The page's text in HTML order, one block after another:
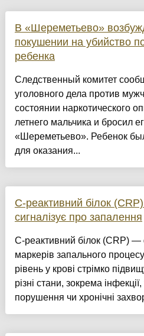
В «Шереметьево»
покушении на убийство
ребенка
Следственный комитет
уголовного дела против
состоянии наркотического
летнего мальчика и бросил
«Шереметьево». Ребенок
для оказания...
С-реактивний білок
сигналізує про запалення
С-реактивний білок (CRP) —
маркерів запального
рівень у крові стрімко
різні стани, зокрема
порушення чи хронічні